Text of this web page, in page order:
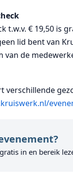
t.w.v. € 19,50 is
lid bent van
van de
verschillende
in en bereik